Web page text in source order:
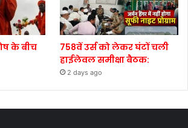
के बीच
758वें उर्स को लेकर घंटों चली
हाईलेवल समीक्षा बैठक:
2 days ago